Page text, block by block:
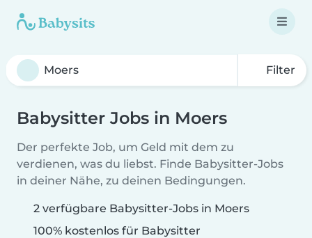
Filter
Babysitter Jobs in Moers
Der perfekte Job, um Geld mit dem zu
verdienen, was du liebst. Finde Babysitter-Jobs
in deiner Nähe, zu deinen Bedingungen.
2 verfügbare Babysitter-Jobs in Moers
100% kostenlos für Babysitter